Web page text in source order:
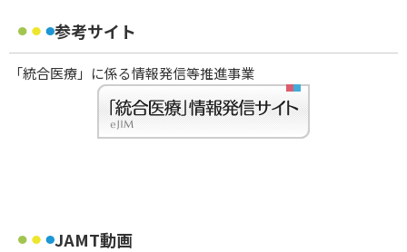
参考サイト
「統合医療」に係る情報発信等推進事業
JAMT動画